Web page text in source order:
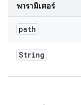
พารามิเตอร์
path
String